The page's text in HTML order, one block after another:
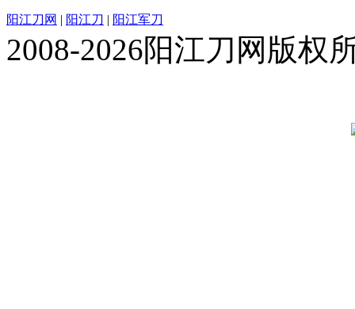
阳江刀网 | 阳江刀 | 阳江军刀
2008-2026阳江刀网版权